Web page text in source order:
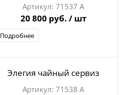
71537 А
20 800 руб. / шт
Подробнее
Элегия чайный сервиз
71538 А